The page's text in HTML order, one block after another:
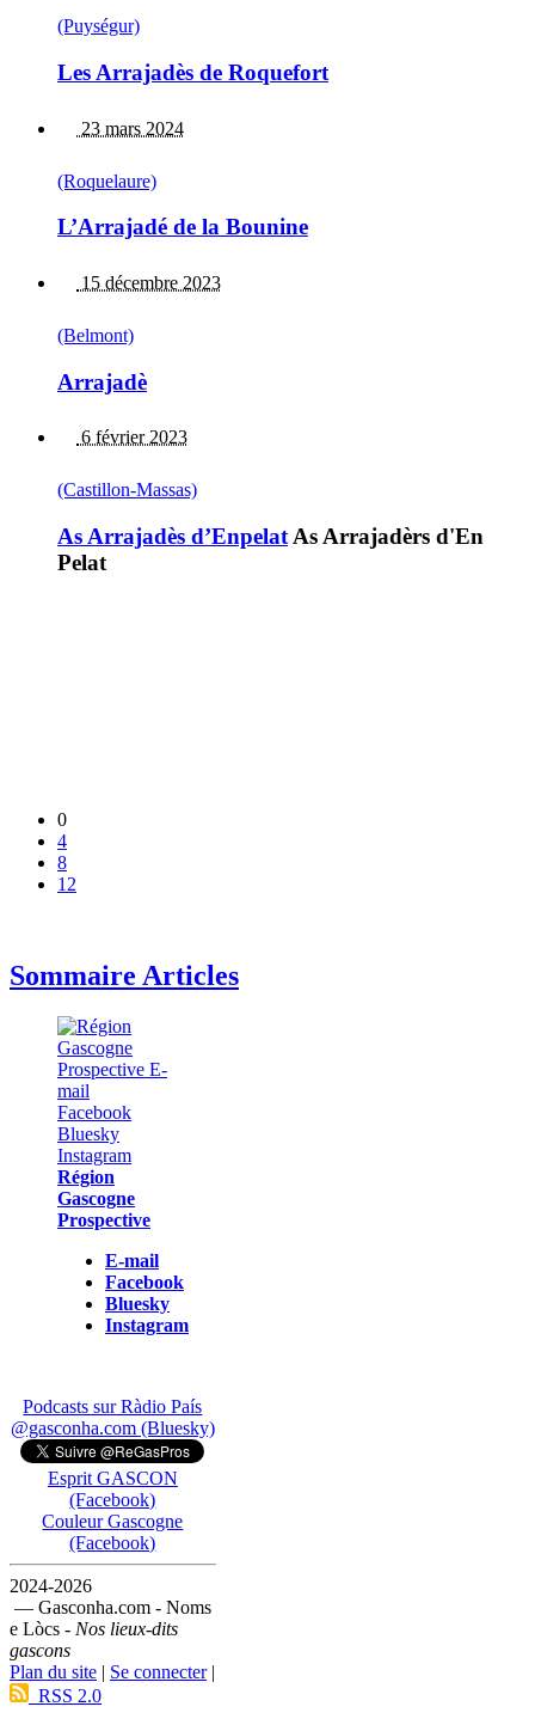
(Puységur)
Les Arrajadès de Roquefort
23 mars 2024
(Roquelaure)
L’Arrajadé de la Bounine
15 décembre 2023
(Belmont)
Arrajadè
6 février 2023
(Castillon-Massas)
As Arrajadès d’Enpelat As Arrajadèrs d'En
Pelat
0
4
8
12
Sommaire Articles
Région
Gascogne
Prospective
E-mail
Facebook
Bluesky
Instagram
Podcasts sur Ràdio País
@gasconha.com (Bluesky)
Esprit GASCON
(Facebook)
Couleur Gascogne
(Facebook)
2024-2026
— Gasconha.com - Noms
e Lòcs - Nos lieux-dits
gascons
Plan du site | Se connecter|
RSS 2.0